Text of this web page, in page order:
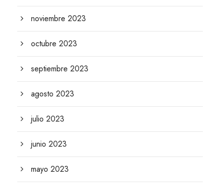
noviembre 2023
octubre 2023
septiembre 2023
agosto 2023
julio 2023
junio 2023
mayo 2023